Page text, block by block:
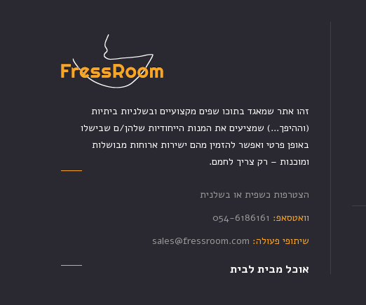
זהו אתר שמאגד בתוכו שפים מקצועיים ובשלניות ביתיות
(וההיפך...) שמציעים את המנות הייחודיות שלהן/ם שבישלו
באופן פרטי ואפשר להזמין מהם ישירות ארוחות מבושלות
ומוכנות – רק צריך לחמם.
הצטרפות כשפית או בשלנית
וואטסאפ: 054-6186161
שיתופי פעולה: sales@fressroom.com
אוכל מבית לבית